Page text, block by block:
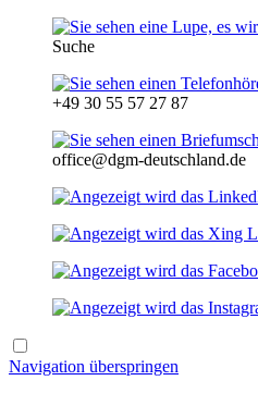
Suche
+49 30 55 57 27 87
office@dgm-deutschland.de
Navigation überspringen